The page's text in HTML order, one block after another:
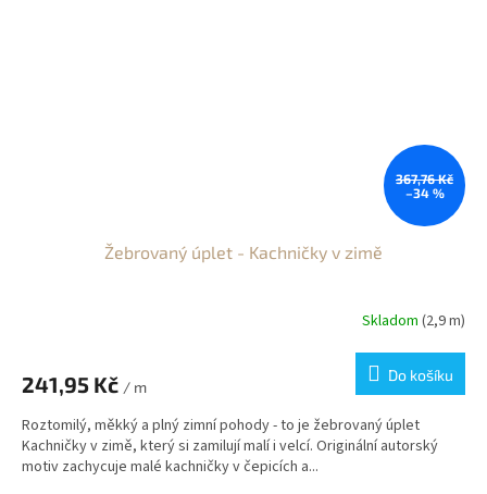
367,76 Kč
–34 %
Žebrovaný úplet - Kachničky v zimě
Skladom (2,9 m)
241,95 Kč / m
Do košíku
Roztomilý, měkký a plný zimní pohody - to je žebrovaný úplet
Kachničky v zimě, který si zamilují malí i velcí. Originální autorský
motiv zachycuje malé kachničky v čepicích a...